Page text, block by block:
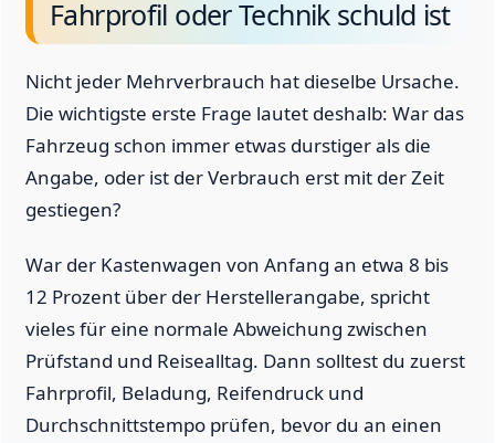
Fahrprofil oder Technik schuld ist
Nicht jeder Mehrverbrauch hat dieselbe Ursache.
Die wichtigste erste Frage lautet deshalb: War das
Fahrzeug schon immer etwas durstiger als die
Angabe, oder ist der Verbrauch erst mit der Zeit
gestiegen?
War der Kastenwagen von Anfang an etwa 8 bis
12 Prozent über der Herstellerangabe, spricht
vieles für eine normale Abweichung zwischen
Prüfstand und Reisealltag. Dann solltest du zuerst
Fahrprofil, Beladung, Reifendruck und
Durchschnittstempo prüfen, bevor du an einen